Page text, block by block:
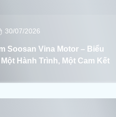
30/07/2026
Soosan Vina Motor – Biểu
Hành Trình, Một Cam Kết